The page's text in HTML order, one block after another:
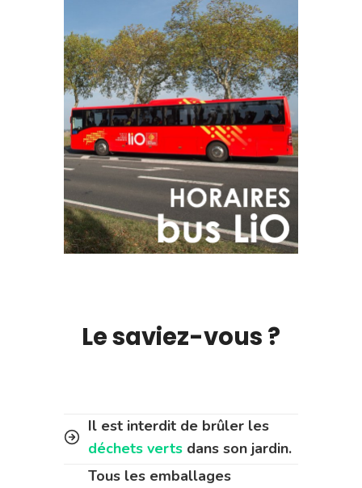
Le saviez-vous ?
Il est interdit de brûler les
déchets verts dans son jardin.
Tous les emballages